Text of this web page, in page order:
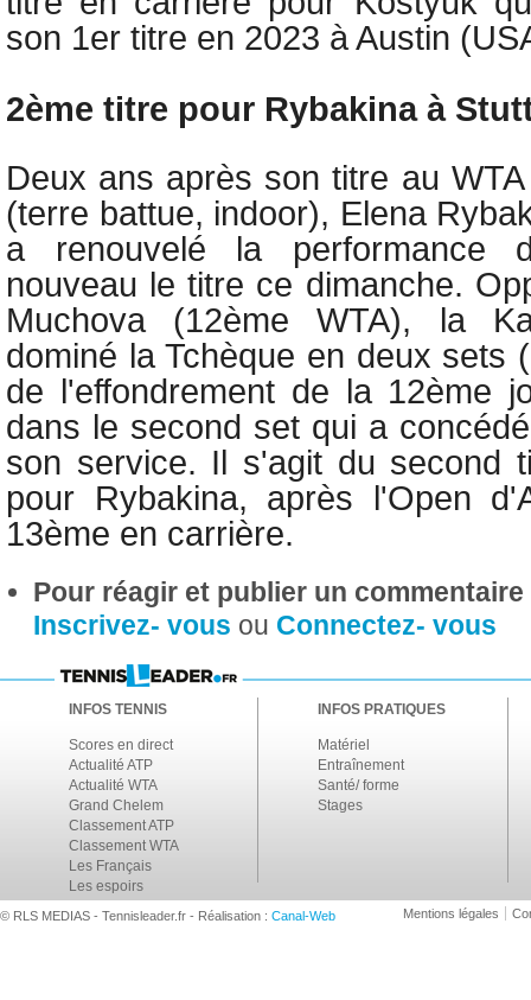
son 1er titre en 2023 à Austin
2ème titre pour Rybakina à
Deux ans après son titre au
(terre battue, indoor), Elena
a renouvelé la performance
nouveau le titre ce dimanche.
Muchova (12ème WTA), la
dominé la Tchèque en deux sets
de l'effondrement de la 12ème
dans le second set qui a
son service. Il s'agit du second
pour Rybakina, après l'Open
13ème en carrière.
Pour réagir et publier un
Inscrivez- vous ou Connectez- vous
INFOS TENNIS
Scores en direct
Actualité ATP
Actualité WTA
Grand Chelem
Classement ATP
Classement WTA
Les Français
Les espoirs
INFOS PRATIQUES
Matériel
Entraînement
Santé/ forme
Stages
© RLS MEDIAS - Tennisleader.fr - Réalisation : Canal-Web Mentions légales